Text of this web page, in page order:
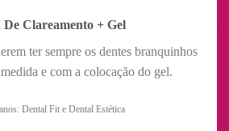
De Clareamento + Gel
ter sempre os dentes branquinhos
e com a colocação do gel.
Dental Fit e Dental Estética